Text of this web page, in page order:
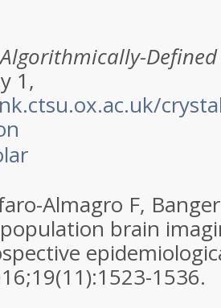
1,
Almagro F,
brain
1536.